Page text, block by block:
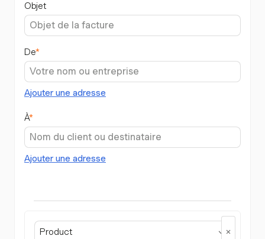
Objet
De*
Ajouter une adresse
À*
Ajouter une adresse
Product